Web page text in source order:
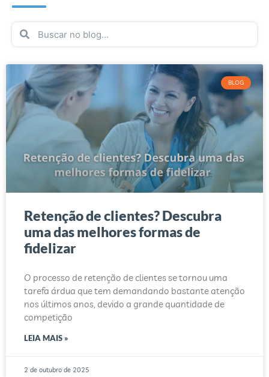
BLOG
Retenção de clientes? Descubra
uma das melhores formas de
fidelizar
O processo de retenção de clientes se tornou uma
tarefa árdua que tem demandando bastante atenção
nos últimos anos, devido a grande quantidade de
competição
LEIA MAIS »
2 de outubro de 2025